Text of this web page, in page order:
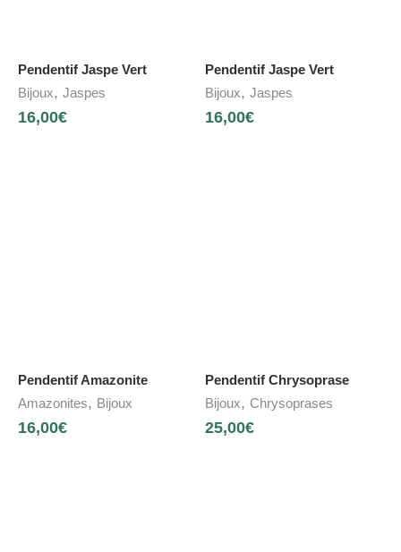
Pendentif Jaspe Vert
Bijoux, Jaspes
16,00€
Pendentif Jaspe Vert
Bijoux, Jaspes
16,00€
Pendentif Amazonite
Amazonites, Bijoux
16,00€
Pendentif Chrysoprase
Bijoux, Chrysoprases
25,00€